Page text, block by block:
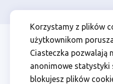
Korzystamy z plików
użytkownikom
Ciasteczka pozwalają
anonimowe statystyki
blokujesz plików
Rozwój
Lokalny
Kierowany
Przejdź
głównej
nawigacji
Przejdź
wyszukiwarki
Przejdź
zawartości
strony
Przejdź
stopki
Menu
Header
Top
Osoba prywatna